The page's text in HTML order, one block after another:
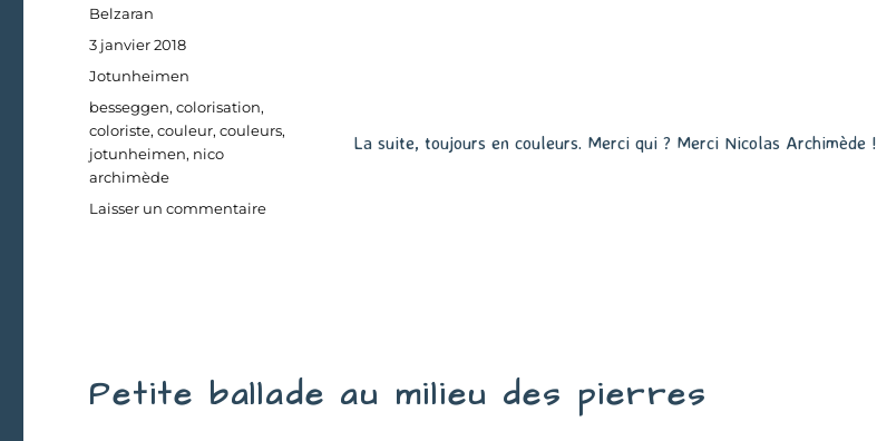
La suite, toujours en couleurs. Merci qui ? Merci Nicolas Archimède !
Auteur
Belzaran
Publié
le
3 janvier 2018
Catégories
Jotunheimen
Étiquettes
besseggen,colorisation,
coloriste,couleur,couleurs,
jotunheimen, nico
archimède
Laisser un commentairesur
Petite ballade au milieu des pierres